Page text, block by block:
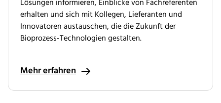
Lösungen informieren, Einblicke von Fachreferenten
erhalten und sich mit Kollegen, Lieferanten und
Innovatoren austauschen, die die Zukunft der
Bioprozess-Technologien gestalten.
Mehr erfahren